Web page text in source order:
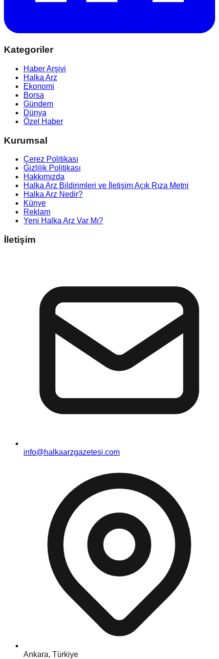
Kategoriler
Haber Arşivi
Halka Arz
Ekonomi
Borsa
Gündem
Dünya
Özel Haber
Kurumsal
Çerez Politikası
Gizlilik Politikası
Hakkımızda
Halka Arz Bildirimleri ve İletişim Açık Rıza Metni
Halka Arz Nedir?
Künye
Reklam
Yeni Halka Arz Var Mı?
İletişim
info@halkaarzgazetesi.com
Ankara, Türkiye